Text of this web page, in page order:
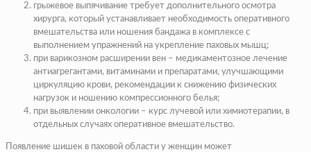
грыжевое выпячивание требует дополнительного осмотра
хирурга, который устанавливает необходимость оперативного
вмешательства или ношения бандажа в комплексе с
выполнением упражнений на укрепление паховых мышц;
при варикозном расширении вен – медикаментозное лечение
антиагрегантами, витаминами и препаратами, улучшающими
циркуляцию крови, рекомендации к снижению физических
нагрузок и ношению компрессионного белья;
при выявлении онкологии – курс лучевой или химиотерапии, в
отдельных случаях оперативное вмешательство.
Появление шишек в паховой области у женщин может